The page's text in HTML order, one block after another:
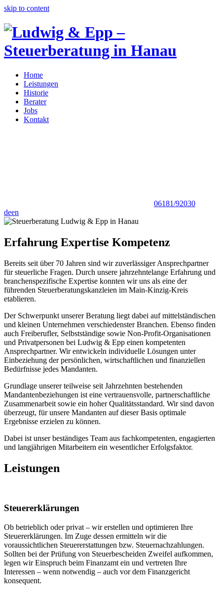
skip to content
Home
Leistungen
Historie
Berater
Jobs
Kontakt
06181/92030
deen
Erfahrung Expertise Kompetenz
Bereits seit über 70 Jahren sind wir zuverlässiger Ansprechpartner
für steuerliche Fragen. Durch unsere jahrzehntelange Erfahrung und
branchenspezifische Expertise konnten wir uns als eine der
führenden Steuerberatungskanzleien im Main-Kinzig-Kreis
etablieren.
Der Schwerpunkt unserer Beratung liegt dabei auf mittelständischen
und kleinen Unternehmen verschiedenster Branchen. Ebenso finden
auch Freiberufler, Selbstständige sowie Non-Profit-Organisationen
und Privatpersonen bei Ludwig & Epp einen kompetenten
Ansprechpartner. Wir entwickeln individuelle Lösungen unter
Einbeziehung der persönlichen, wirtschaftlichen und finanziellen
Bedürfnisse jedes Mandanten.
Grundlage unserer teilweise seit Jahrzehnten bestehenden
Mandantenbeziehungen ist eine vertrauensvolle, partnerschaftliche
Zusammenarbeit sowie ein hoher Qualitätsstandard. Wir sind davon
überzeugt, für unsere Mandanten auf dieser Basis optimale
Ergebnisse erzielen zu können.
Dabei ist unser beständiges Team aus fachkompetenten, engagierten
und langjährigen Mitarbeitern ein wesentlicher Erfolgsfaktor.
Leistungen
Steuererklärungen
Ob betrieblich oder privat – wir erstellen und optimieren Ihre
Steuererklärungen. Im Zuge dessen ermitteln wir die
voraussichtlichen Steuererstattungen bzw. Steuernachzahlungen.
Sollten bei der Prüfung von Steuerbescheiden Zweifel aufkommen,
legen wir Einspruch beim Finanzamt ein und vertreten Ihre
Interessen – wenn notwendig – auch vor dem Finanzgericht
konsequent.